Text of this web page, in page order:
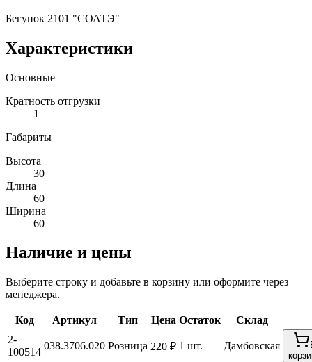
Бегунок 2101 "СОАТЭ"
Характеристики
Основные
Кратность отгрузки
1
Габариты
Высота
30
Длина
60
Ширина
60
Наличие и цены
Выберите строку и добавьте в корзину или оформите через
менеджера.
Код Артикул Тип Цена Остаток
Склад
2-
100514
038.3706.020 Розница 220 ₽ 1 шт. Дамбовская